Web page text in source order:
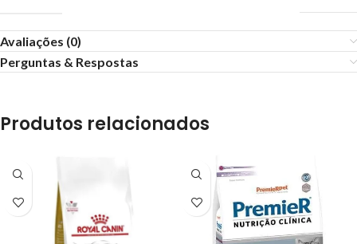
Avaliações (0)
Perguntas & Respostas
Produtos relacionados